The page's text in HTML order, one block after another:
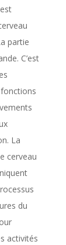
partie
C’est
La
cerveau
du
activités